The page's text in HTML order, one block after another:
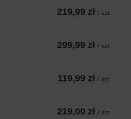
219,99 zł / szt.
299,99 zł / szt.
119,99 zł / szt.
219,00 zł / szt.